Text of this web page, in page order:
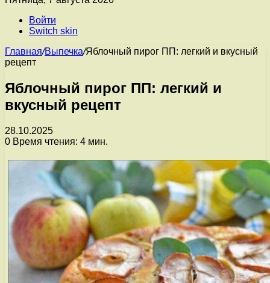
Войти
Switch skin
Главная/Выпечка/Яблочный пирог ПП: легкий и вкусный
рецепт
Яблочный пирог ПП: легкий и
вкусный рецепт
28.10.2025
0 Время чтения: 4 мин.